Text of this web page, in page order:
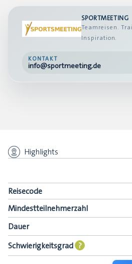
SPORTMEETING
Teamreisen.
Inspiration.
KONTAKT
info@sportmeeting.de
Highlights
Reisecode
Mindestteilnehmerzahl
Dauer
Schwierigkeitsgrad ?